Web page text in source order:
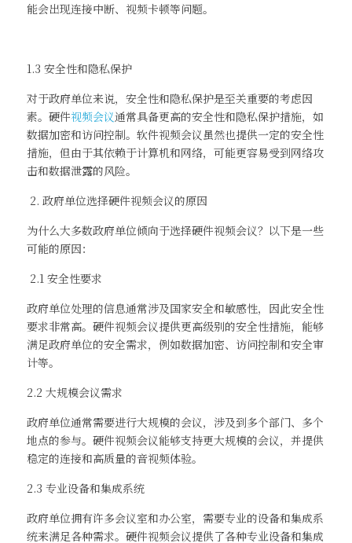
能会出现连接中断、视频卡顿等问题。
1.3 安全性和隐私保护
对于政府单位来说，安全性和隐私保护是至关重要的考虑因
素。硬件视频会议通常具备更高的安全性和隐私保护措施，如
数据加密和访问控制。软件视频会议虽然也提供一定的安全性
措施，但由于其依赖于计算机和网络，可能更容易受到网络攻
击和数据泄露的风险。
2. 政府单位选择硬件视频会议的原因
为什么大多数政府单位倾向于选择硬件视频会议？以下是一些
可能的原因：
2.1 安全性要求
政府单位处理的信息通常涉及国家安全和敏感性，因此安全性
要求非常高。硬件视频会议提供更高级别的安全性措施，能够
满足政府单位的安全需求，例如数据加密、访问控制和安全审
计等。
2.2 大规模会议需求
政府单位通常需要进行大规模的会议，涉及到多个部门、多个
地点的参与。硬件视频会议能够支持更大规模的会议，并提供
稳定的连接和高质量的音视频体验。
2.3 专业设备和集成系统
政府单位拥有许多会议室和办公室，需要专业的设备和集成系
统来满足各种需求。硬件视频会议提供了各种专业设备和集成